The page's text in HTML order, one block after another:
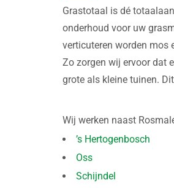
Grastotaal is dé
onderhoud voor uw
verticuteren worden mos
Zo zorgen wij ervoor dat
grote als kleine tuinen.
Wij werken naast
’s Hertogenbosch
Oss
Schijndel